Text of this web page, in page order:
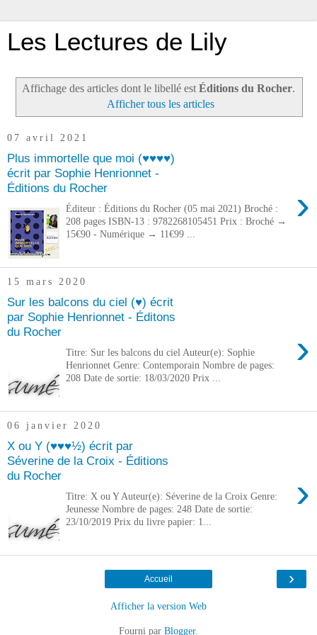
Les Lectures de Lily
Affichage des articles dont le libellé est Éditions du Rocher.
Afficher tous les articles
07 avril 2021
Plus immortelle que moi (♥♥♥♥)
écrit par Sophie Henrionnet -
Éditions du Rocher
›
Éditeur : Éditions du Rocher (05 mai 2021) Broché :
208 pages ISBN-13 : 9782268105451 Prix : Broché →
15€90 - Numérique → 11€99 ...
15 mars 2020
Sur les balcons du ciel (♥) écrit
par Sophie Henrionnet - Éditons
du Rocher
›
Titre: Sur les balcons du ciel Auteur(e): Sophie
Henrionnet Genre: Contemporain Nombre de pages:
208 Date de sortie: 18/03/2020 Prix ...
06 janvier 2020
X ou Y (♥♥♥½) écrit par
Séverine de la Croix - Éditions
du Rocher
›
Titre: X ou Y Auteur(e): Séverine de la Croix Genre:
Jeunesse Nombre de pages: 248 Date de sortie:
23/10/2019 Prix du livre papier: 1...
›
Accueil
Afficher la version Web
Fourni par Blogger.